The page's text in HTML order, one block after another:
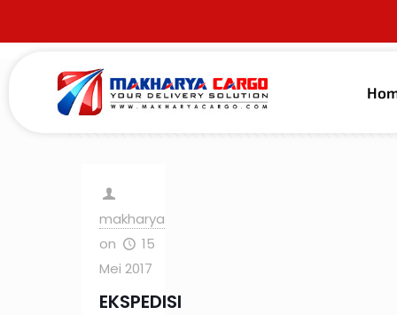
Filter by Categories
makharya
on
15
Mei 2017
EKSPEDISI